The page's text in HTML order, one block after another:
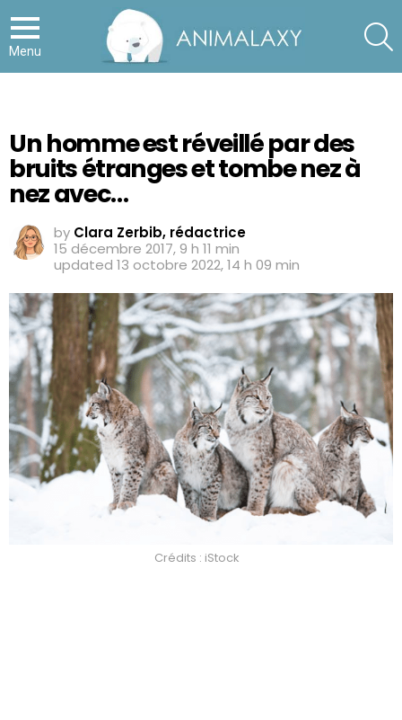
Menu
Un homme est réveillé par des
bruits étranges et tombe nez à
nez avec…
by Clara Zerbib, rédactrice
15 décembre 2017, 9 h 11 min
updated 13 octobre 2022, 14 h 09 min
Crédits : iStock